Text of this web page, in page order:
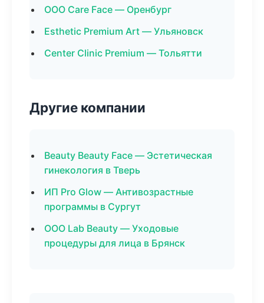
ООО Care Face — Оренбург
Esthetic Premium Art — Ульяновск
Center Clinic Premium — Тольятти
Другие компании
Beauty Beauty Face — Эстетическая
гинекология в Тверь
ИП Pro Glow — Антивозрастные
программы в Сургут
ООО Lab Beauty — Уходовые
процедуры для лица в Брянск